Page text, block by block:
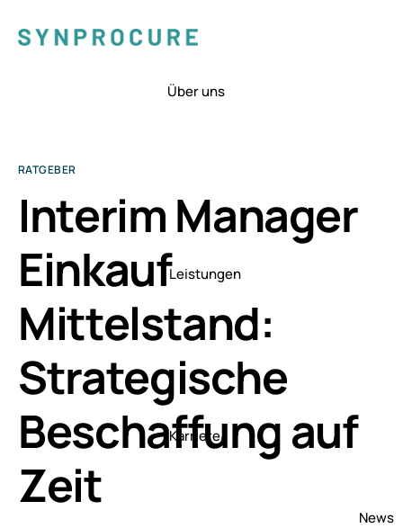
Über uns
Leistungen
Karriere
News
RATGEBER
Interim Manager
Einkauf
Mittelstand:
Strategische
Beschaffung auf
Zeit